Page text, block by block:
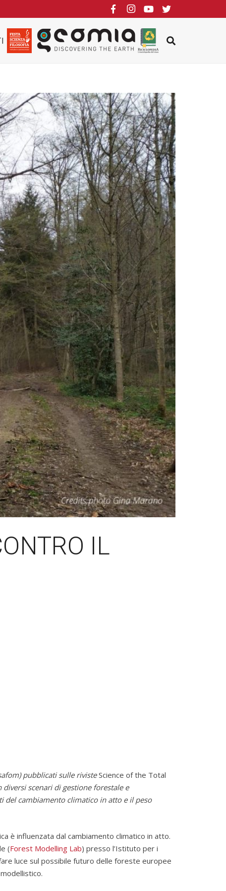
IL
pubblicati sulle rivisteScience of the Total
scenari di gestione forestale e
del cambiamento climatico in atto e il peso
è influenzata dal cambiamento climatico in atto.
(Forest Modelling Lab) presso l’Istituto per i
luce sul possibile futuro delle foreste europee